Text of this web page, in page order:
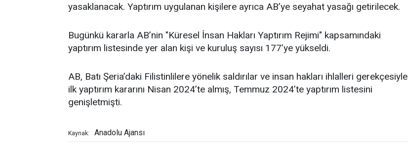
yasaklanacak. Yaptırım uygulanan kişilere ayrıca AB’ye seyahat yasağı getirilecek.
Bugünkü kararla AB’nin "Küresel İnsan Hakları Yaptırım Rejimi" kapsamındaki
yaptırım listesinde yer alan kişi ve kuruluş sayısı 177’ye yükseldi.
AB, Batı Şeria’daki Filistinlilere yönelik saldırılar ve insan hakları ihlalleri gerekçesiyle
ilk yaptırım kararını Nisan 2024’te almış, Temmuz 2024’te yaptırım listesini
genişletmişti.
Kaynak: Anadolu Ajansı